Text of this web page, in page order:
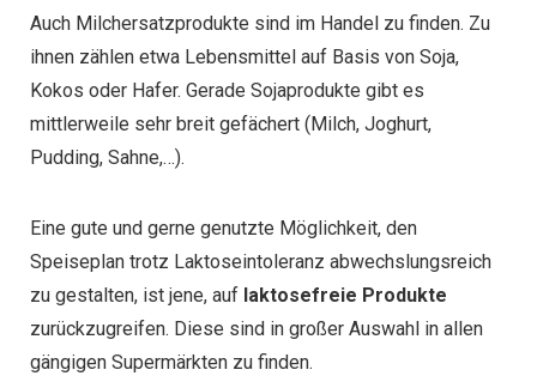
Auch Milchersatzprodukte sind im Handel zu finden. Zu
ihnen zählen etwa Lebensmittel auf Basis von Soja,
Kokos oder Hafer. Gerade Sojaprodukte gibt es
mittlerweile sehr breit gefächert (Milch, Joghurt,
Pudding, Sahne,…).
Eine gute und gerne genutzte Möglichkeit, den
Speiseplan trotz Laktoseintoleranz abwechslungsreich
zu gestalten, ist jene, auf laktosefreie Produkte
zurückzugreifen. Diese sind in großer Auswahl in allen
gängigen Supermärkten zu finden.